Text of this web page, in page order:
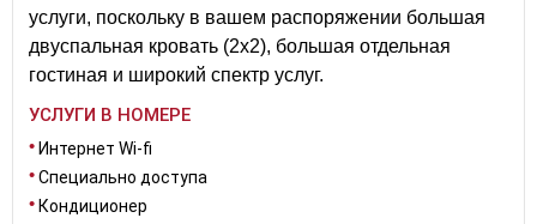
услуги, поскольку в вашем распоряжении большая
двуспальная кровать (2х2), большая отдельная
гостиная и широкий спектр услуг.
УСЛУГИ В НОМЕРЕ
Интернет Wi-fi
Специально доступа
Кондиционер